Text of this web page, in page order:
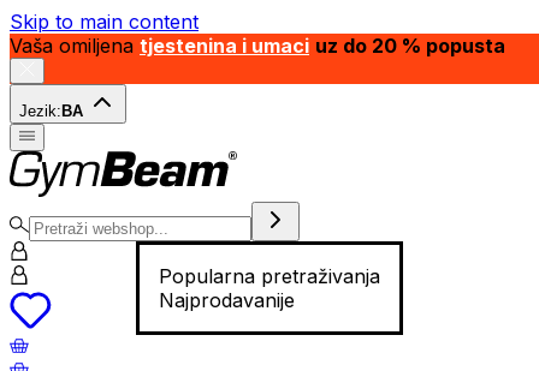
Skip to main content
Vaša omiljena tjestenina i umaci uz do 20 % popusta
Jezik: BA
Popularna pretraživanja
Najprodavanije